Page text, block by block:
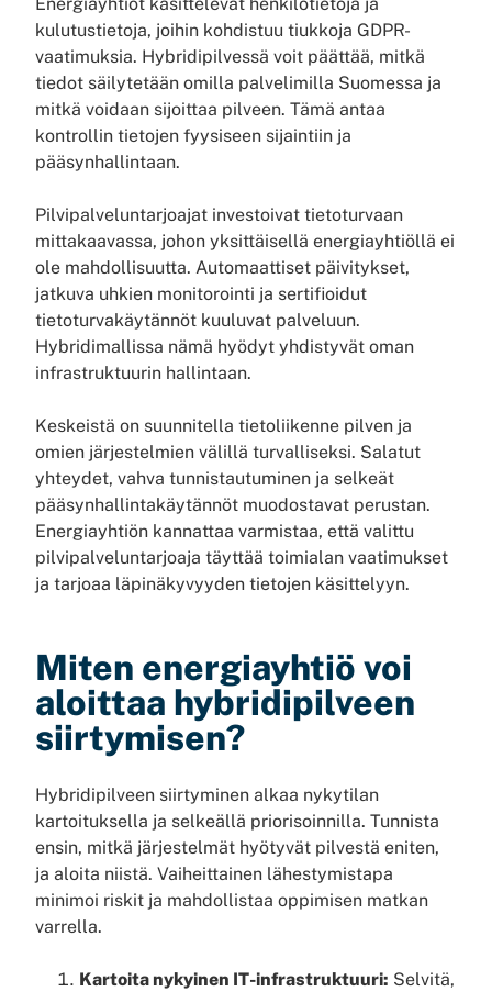
kulutustietoja, joihin kohdistuu tiukkoja GDPR-
vaatimuksia. Hybridipilvessä voit päättää, mitkä
tiedot säilytetään omilla palvelimilla Suomessa ja
mitkä voidaan sijoittaa pilveen. Tämä antaa
kontrollin tietojen fyysiseen sijaintiin ja
pääsynhallintaan.
Pilvipalveluntarjoajat investoivat tietoturvaan
mittakaavassa, johon yksittäisellä energiayhtiöllä ei
ole mahdollisuutta. Automaattiset päivitykset,
jatkuva uhkien monitorointi ja sertifioidut
tietoturvakäytännöt kuuluvat palveluun.
Hybridimallissa nämä hyödyt yhdistyvät oman
infrastruktuurin hallintaan.
Keskeistä on suunnitella tietoliikenne pilven ja
omien järjestelmien välillä turvalliseksi. Salatut
yhteydet, vahva tunnistautuminen ja selkeät
pääsynhallintakäytännöt muodostavat perustan.
Energiayhtiön kannattaa varmistaa, että valittu
pilvipalveluntarjoaja täyttää toimialan vaatimukset
ja tarjoaa läpinäkyvyyden tietojen käsittelyyn.
Miten energiayhtiö voi
aloittaa hybridipilveen
siirtymisen?
Hybridipilveen siirtyminen alkaa nykytilan
kartoituksella ja selkeällä priorisoinnilla. Tunnista
ensin, mitkä järjestelmät hyötyvät pilvestä eniten,
ja aloita niistä. Vaiheittainen lähestymistapa
minimoi riskit ja mahdollistaa oppimisen matkan
varrella.
Kartoita nykyinen IT-infrastruktuuri: Selvitä,